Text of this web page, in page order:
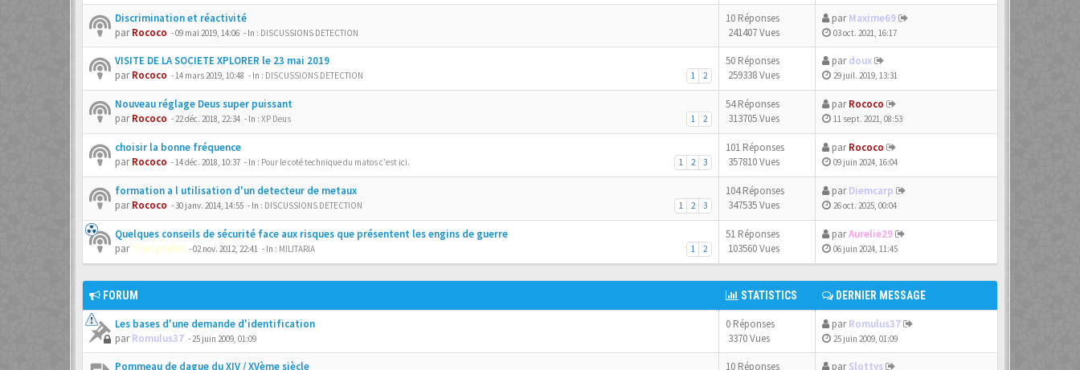
Discrimination et réactivité
parRococo -09 mai 2019, 14:06 - In : DISCUSSIONS DETECTION
10 Réponses
241407 Vues
parMaxime69
03 oct. 2021, 16:17
VISITE DE LA SOCIETE XPLORER le 23 mai 2019
1 2
parRococo -14 mars 2019, 10:48 - In : DISCUSSIONS DETECTION
50 Réponses
259338 Vues
pardoux
29 juil. 2019, 13:31
Nouveau réglage Deus super puissant
1 2
parRococo -22 déc. 2018, 22:34 - In : XP Deus
54 Réponses
313705 Vues
parRococo
11 sept. 2021, 08:53
choisir la bonne fréquence
1 2 3
parRococo -14 déc. 2018, 10:37 - In : Pour le coté technique du matos c'est ici.
101 Réponses
357810 Vues
parRococo
09 juin 2024, 16:04
formation a l utilisation d'un detecteur de metaux
1 2 3
parRococo - 30 janv. 2014, 14:55 - In : DISCUSSIONS DETECTION
104 Réponses
347535 Vues
parDiemcarp
26 oct. 2025, 00:04
Quelques conseils de sécurité face aux risques que présentent les engins de guerre
1 2
parTheophilus -02 nov. 2012, 22:41 - In : MILITARIA
51 Réponses
103560 Vues
parAurelie29
06 juin 2024, 11:45
FORUM STATISTICS DERNIER MESSAGE
Les bases d'une demande d'identification
parRomulus37 -25 juin 2009, 01:09
0 Réponses
3370 Vues
parRomulus37
25 juin 2009, 01:09
Pommeau de dague du XIV / XVème siècle 10 Réponses parSlottys